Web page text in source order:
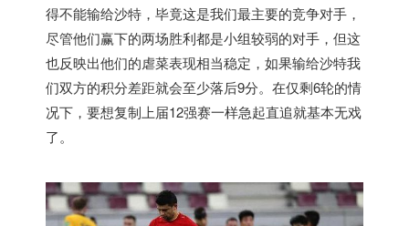
得不能输给沙特，毕竟这是我们最主要的竞争对手，
尽管他们赢下的两场胜利都是小组较弱的对手，但这
也反映出他们的虐菜表现相当稳定，如果输给沙特我
们双方的积分差距就会至少落后9分。在仅剩6轮的情
况下，要想复制上届12强赛一样急起直追就基本无戏
了。